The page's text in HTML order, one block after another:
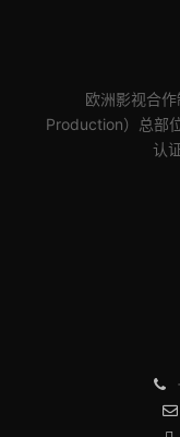
欧洲影视合
Production）总部
认